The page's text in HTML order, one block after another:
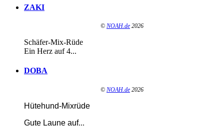
ZAKI
© NOAH.de 2026
Schäfer-Mix-Rüde
Ein Herz auf 4...
DOBA
© NOAH.de 2026
Hütehund-Mixrüde
Gute Laune auf...